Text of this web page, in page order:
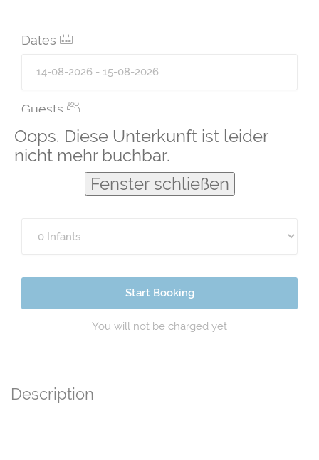
Oops. Diese Unterkunft ist leider
nicht mehr buchbar.
Fenster schließen
Dates
Guests
Start Booking
You will not be charged yet
Description